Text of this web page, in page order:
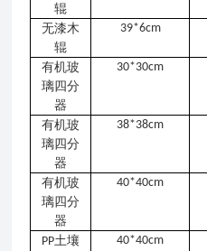
辊
无漆木
辊
39*6cm
有机玻
璃四分
器
30*30cm
有机玻
璃四分
器
38*38cm
有机玻
璃四分
器
40*40cm
PP土壤
40*40cm